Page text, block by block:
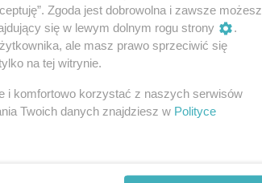
Tak 21
Zgoda jest dobrowolna i zawsze możesz
się w lewym dolnym rogu strony
.
ale masz prawo sprzeciwić się
na tej witrynie.
i komfortowo korzystać z naszych serwisów
Twoich danych znajdziesz w Polityce